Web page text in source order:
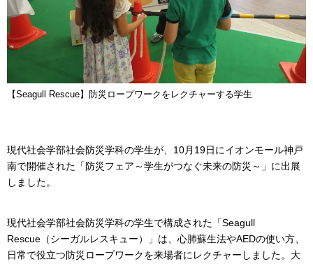
【Seagull Rescue】防災ロープワークをレクチャーする学生
現代社会学部社会防災学科の学生が、10月19日にイオンモール神戸
南で開催された「防災フェア～学生がつなぐ未来の防災～」に出展
しました。
現代社会学部社会防災学科の学生で構成された「Seagull
Rescue（シーガルレスキュー）」は、心肺蘇生法やAEDの使い方、
日常で役立つ防災ロープワークを来場者にレクチャーしました。大